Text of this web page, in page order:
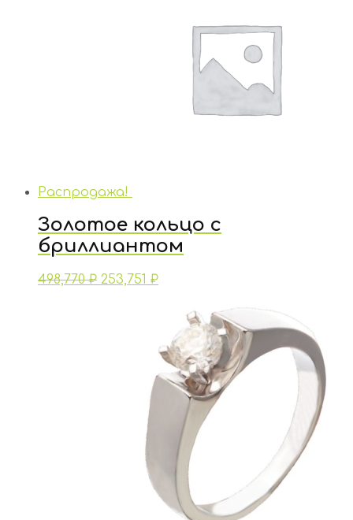
Распродажа!
Золотое кольцо с
бриллиантом
498,770₽ 253,751 ₽